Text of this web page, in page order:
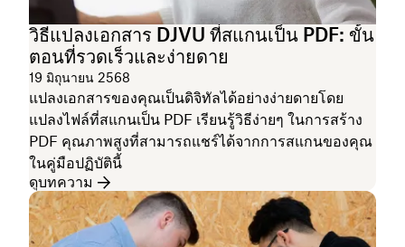
วิธีแปลงเอกสาร DJVU ที่สแกนเป็น PDF: ขั้น
ตอนที่รวดเร็วและง่ายดาย
19 มิถุนายน 2568
แปลงเอกสารของคุณเป็นดิจิทัลได้อย่างง่ายดายโดย
แปลงไฟล์ที่สแกนเป็น PDF เรียนรู้วิธีง่ายๆ ในการสร้าง
PDF คุณภาพสูงที่สามารถแชร์ได้จากการสแกนของคุณ
ในคู่มือปฏิบัตินี้
ดูบทความ